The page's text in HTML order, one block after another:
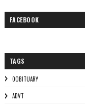
FACEBOOK
TAGS
0OBITUARY
ADVT